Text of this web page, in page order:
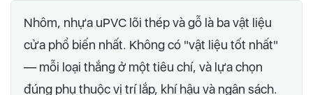
Nhôm, nhựa uPVC lõi thép và gỗ là ba vật liệu
cửa phổ biến nhất. Không có "vật liệu tốt nhất"
— mỗi loại thắng ở một tiêu chí, và lựa chọn
đúng phụ thuộc vị trí lắp, khí hậu và ngân sách.